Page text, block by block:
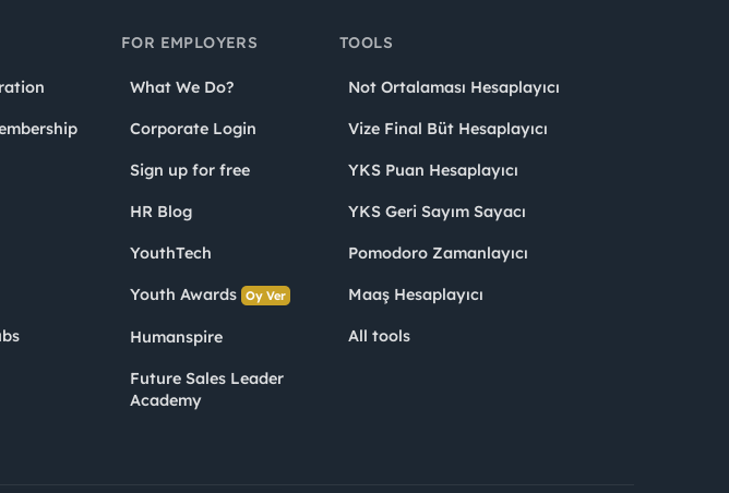
FOR EMPLOYERS
What We Do?
Corporate Login
Sign up for free
HR Blog
YouthTech
Youth Awards Oy Ver
Humanspire
Future Sales Leader
Academy
TOOLS
Not Ortalaması Hesaplayıcı
Vize Final Büt Hesaplayıcı
YKS Puan Hesaplayıcı
YKS Geri Sayım Sayacı
Pomodoro Zamanlayıcı
Maaş Hesaplayıcı
All tools